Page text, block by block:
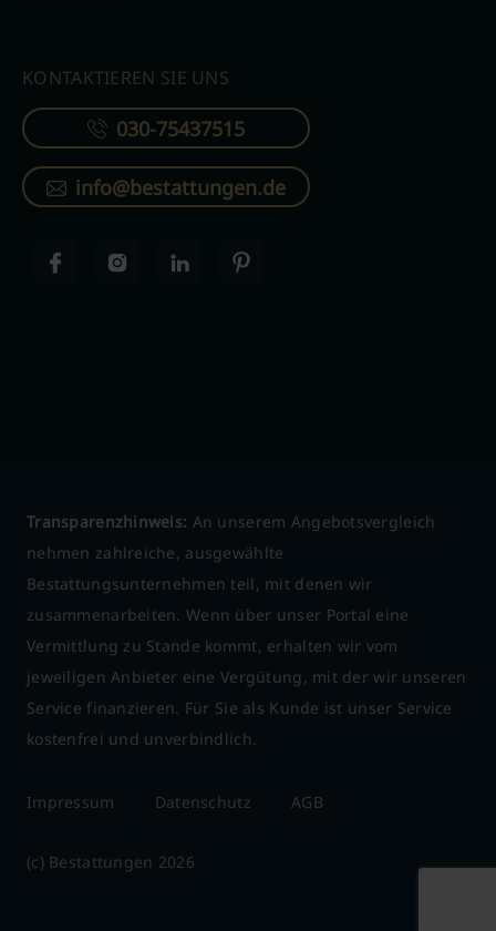
KONTAKTIEREN SIE UNS
030-75437515
info@bestattungen.de
Transparenzhinweis: An unserem Angebotsvergleich
nehmen zahlreiche, ausgewählte
Bestattungsunternehmen teil, mit denen wir
zusammenarbeiten. Wenn über unser Portal eine
Vermittlung zu Stande kommt, erhalten wir vom
jeweiligen Anbieter eine Vergütung, mit der wir unseren
Service finanzieren. Für Sie als Kunde ist unser Service
kostenfrei und unverbindlich.
Impressum Datenschutz AGB
(c) Bestattungen 2026